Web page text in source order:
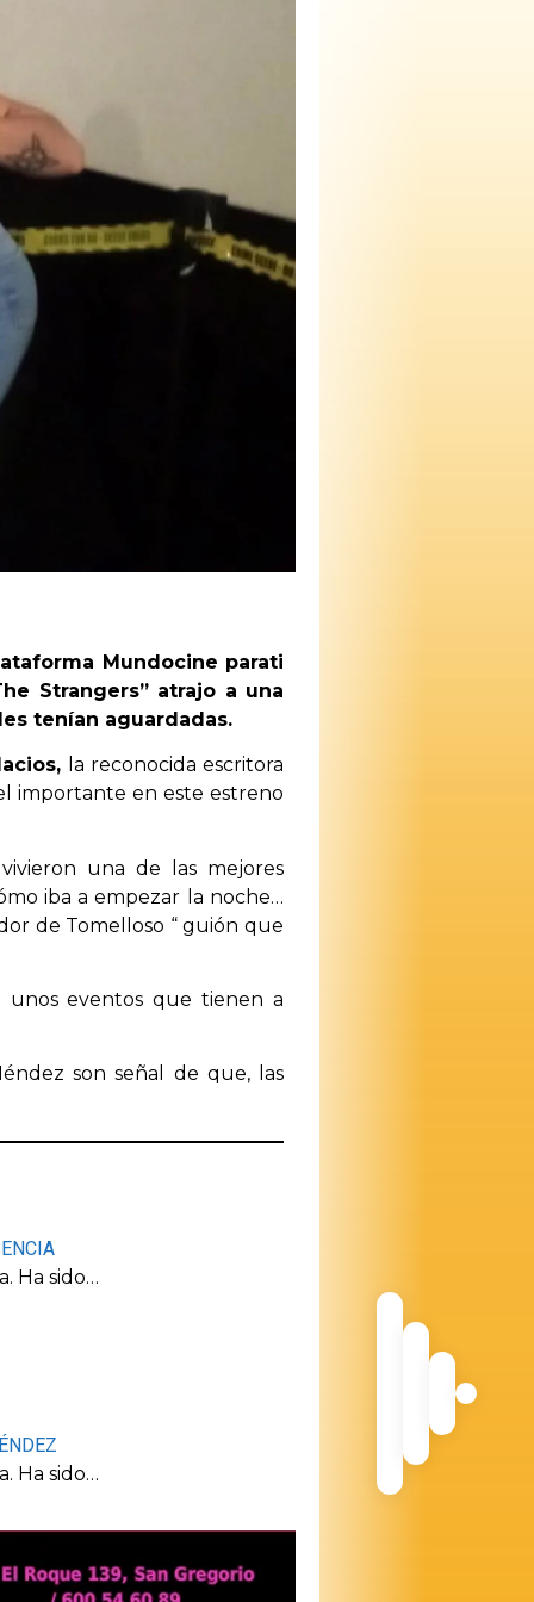
Mundocine parati
Strangers” atrajo a una
tenían aguardadas.
la reconocida escritora
importante en este estreno
una de las mejores
iba a empezar la noche…
de Tomelloso “ guión que
unos eventos que tienen a
son señal de que, las
Ha sido…
Ha sido…